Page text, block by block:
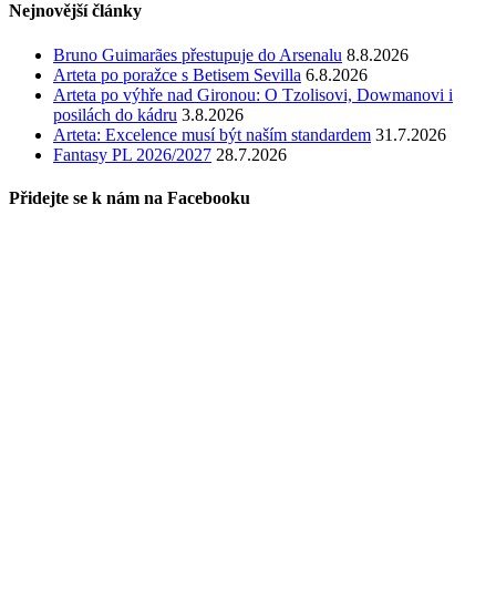
Nejnovější články
Bruno Guimarães přestupuje do Arsenalu 8.8.2026
Arteta po poražce s Betisem Sevilla 6.8.2026
Arteta po výhře nad Gironou: O Tzolisovi, Dowmanovi i
posilách do kádru 3.8.2026
Arteta: Excelence musí být naším standardem 31.7.2026
Fantasy PL 2026/2027 28.7.2026
Přidejte se k nám na Facebooku